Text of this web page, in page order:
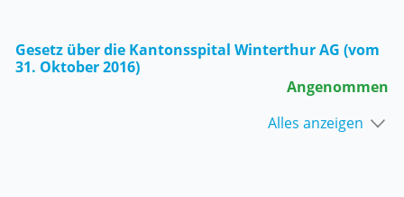
Gesetz über die Kantonsspital Winterthur AG (vom
31. Oktober 2016)
Angenommen
Alles anzeigen